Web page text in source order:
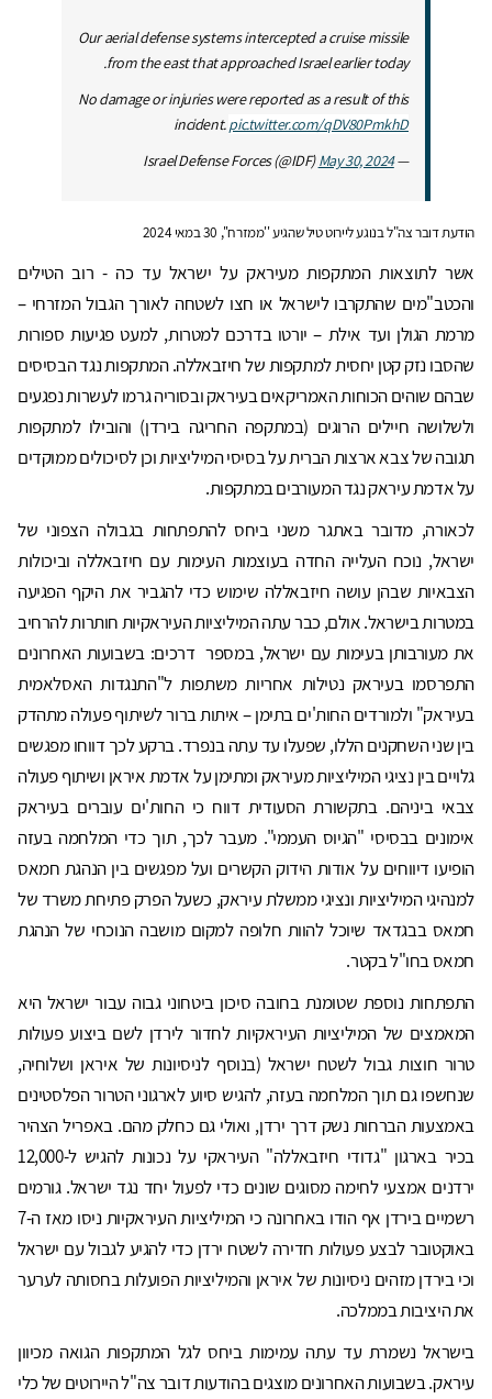
Our aerial defense systems intercepted a cruise missile
from the east that approached Israel earlier today.
No damage or injuries were reported as a result of this
incident.pic.twitter.com/qDV80PmkhD
— Israel Defense Forces (@IDF)
May 30, 2024
הודעת דובר צה"ל בנוגע ליירוט טיל שהגיע ''ממזרח'', 30 במאי 2024
אשר לתוצאות המתקפות מעיראק על ישראל עד כה - רוב הטילים
והכטב"מים שהתקרבו לישראל או חצו לשטחה לאורך הגבול המזרחי –
מרמת הגולן ועד אילת – יורטו בדרכם למטרות, למעט פגיעות ספורות
שהסבו נזק קטן יחסית למתקפות של חיזבאללה. המתקפות נגד הבסיסים
שבהם שוהים הכוחות האמריקאים בעיראק ובסוריה גרמו לעשרות נפגעים
ולשלושה חיילים הרוגים (במתקפה החריגה בירדן) והובילו למתקפות
תגובה של צבא ארצות הברית על בסיסי המיליציות וכן לסיכולים ממוקדים
על אדמת עיראק נגד המעורבים במתקפות.
לכאורה, מדובר באתגר משני ביחס להתפתחות בגבולה הצפוני של
ישראל, נוכח העלייה החדה בעוצמות העימות עם חיזבאללה וביכולות
הצבאיות שבהן עושה חיזבאללה שימוש כדי להגביר את היקף הפגיעה
במטרות בישראל. אולם, כבר עתה המיליציות העיראקיות חותרות להרחיב
את מעורבותן בעימות עם ישראל, במספר דרכים: בשבועות האחרונים
התפרסמו בעיראק נטילות אחריות משתפות ל"התנגדות האסלאמית
בעיראק" ולמורדים החות'ים בתימן – איתות ברור לשיתוף פעולה מתהדק
בין שני השחקנים הללו, שפעלו עד עתה בנפרד. ברקע לכך דווחו מפגשים
גלויים בין נציגי המיליציות מעיראק ומתימן על אדמת איראן ושיתוף פעולה
צבאי ביניהם. בתקשורת הסעודית דווח כי החות'ים עוברים בעיראק
אימונים בבסיסי "הגיוס העממי". מעבר לכך, תוך כדי המלחמה בעזה
הופיעו דיווחים על אודות הידוק הקשרים ועל מפגשים בין הנהגת חמאס
למנהיגי המיליציות ונציגי ממשלת עיראק, כשעל הפרק פתיחת משרד של
חמאס בבגדאד שיוכל להוות חלופה למקום מושבה הנוכחי של הנהגת
חמאס בחו"ל בקטר.
התפתחות נוספת שטומנת בחובה סיכון ביטחוני גבוה עבור ישראל היא
המאמצים של המיליציות העיראקיות לחדור לירדן לשם ביצוע פעולות
טרור חוצות גבול לשטח ישראל (בנוסף לניסיונות של איראן ושלוחיה,
שנחשפו גם תוך המלחמה בעזה, להגיש סיוע לארגוני הטרור הפלסטינים
באמצעות הברחות נשק דרך ירדן, ואולי גם כחלק מהם. באפריל הצהיר
בכיר בארגון "גדודי חיזבאללה" העיראקי על נכונות להגיש ל-12,000
ירדנים אמצעי לחימה מסוגים שונים כדי לפעול יחד נגד ישראל. גורמים
רשמיים בירדן אף הודו באחרונה כי המיליציות העיראקיות ניסו מאז ה-7
באוקטובר לבצע פעולות חדירה לשטח ירדן כדי להגיע לגבול עם ישראל
וכי בירדן מזהים ניסיונות של איראן והמיליציות הפועלות בחסותה לערער
את היציבות בממלכה.
בישראל נשמרת עד עתה עמימות ביחס לגל המתקפות הגואה מכיוון
עיראק. בשבועות האחרונים מוצגים בהודעות דובר צה"ל היירוטים של כלי